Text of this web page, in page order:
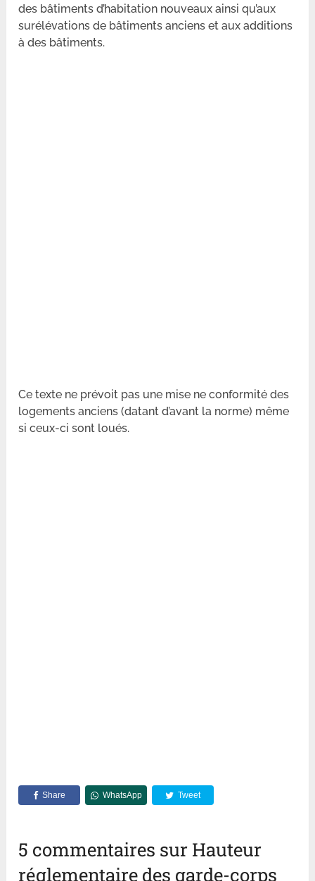
des bâtiments d’habitation nouveaux ainsi qu’aux
surélévations de bâtiments anciens et aux additions
à des bâtiments.
Ce texte ne prévoit pas une mise ne conformité des
logements anciens (datant d’avant la norme) même
si ceux-ci sont loués.
Share WhatsApp Tweet
5 commentaires sur Hauteur
réglementaire des garde-corps